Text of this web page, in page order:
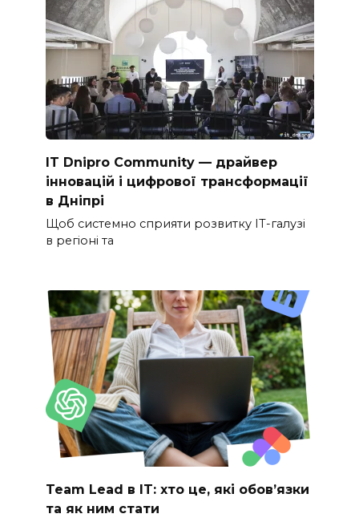
IT Dnipro Community — драйвер
інновацій і цифрової трансформації
в Дніпрі
Щоб системно сприяти розвитку ІТ-галузі
в регіоні та
Team Lead в IT: хто це, які обов’язки
та як ним стати